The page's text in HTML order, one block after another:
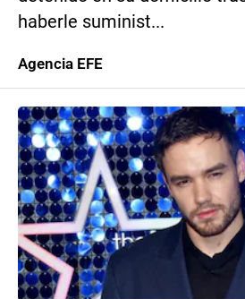
haberle suminist...
Agencia EFE